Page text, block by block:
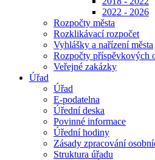
2022 - 2026
Rozpočty města
Rozklikávací rozpočet
Vyhlášky a nařízení města
Rozpočty příspěvkových
Veřejné zakázky
Úřad
Úřad
E-podatelna
Úřední deska
Povinné informace
Úřední hodiny
Zásady zpracování
Struktura úřadu